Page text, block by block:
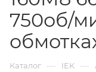
750об/
Каталог — IEK —